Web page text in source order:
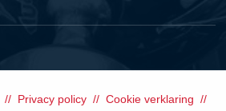
Privacy policy Cookie verklaring